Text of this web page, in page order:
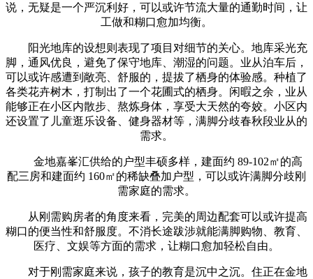
说，无疑是一个严沉利好，可以或许节流大量的通勤时间，让
工做和糊口愈加均衡。
阳光地库的设想则表现了项目对细节的关心。地库采光充
脚，通风优良，避免了保守地库、潮湿的问题。业从泊车后，
可以或许感遭到敞亮、舒服的，提拔了栖身的体验感。种植了
各类花卉树木，打制出了一个花圃式的栖身。闲暇之余，业从
能够正在小区内散步、熬炼身体，享受大天然的夸姣。小区内
还设置了儿童逛乐设备、健身器材等，满脚分歧春秋段业从的
需求。
金地嘉峯汇供给的户型丰硕多样，建面约 89-102㎡的高
配三房和建面约 160㎡的稀缺叠加户型，可以或许满脚分歧刚
需家庭的需求。
从刚需购房者的角度来看，完美的周边配套可以或许提高
糊口的便当性和舒服度。不消长途跋涉就能满脚购物、教育、
医疗、文娱等方面的需求，让糊口愈加轻松自由。
对于刚需家庭来说，孩子的教育是沉中之沉。住正在金地